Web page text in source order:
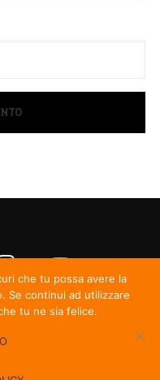
che tu possa avere la
Se continui ad utilizzare
tu ne sia felice.